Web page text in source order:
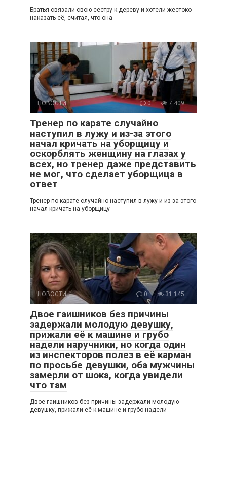
Братья связали свою сестру к дереву и хотели жестоко
наказать её, считая, что она
НОВОСТИ 0 7 409
Тренер по карате случайно
наступил в лужу и из-за этого
начал кричать на уборщицу и
оскорблять женщину на глазах у
всех, но тренер даже представить
не мог, что сделает уборщица в
ответ
Тренер по карате случайно наступил в лужу и из-за этого
начал кричать на уборщицу
НОВОСТИ 0 31 145
Двое гаишников без причины
задержали молодую девушку,
прижали её к машине и грубо
надели наручники, но когда один
из инспекторов полез в её карман
по просьбе девушки, оба мужчины
замерли от шока, когда увидели
что там
Двое гаишников без причины задержали молодую
девушку, прижали её к машине и грубо надели